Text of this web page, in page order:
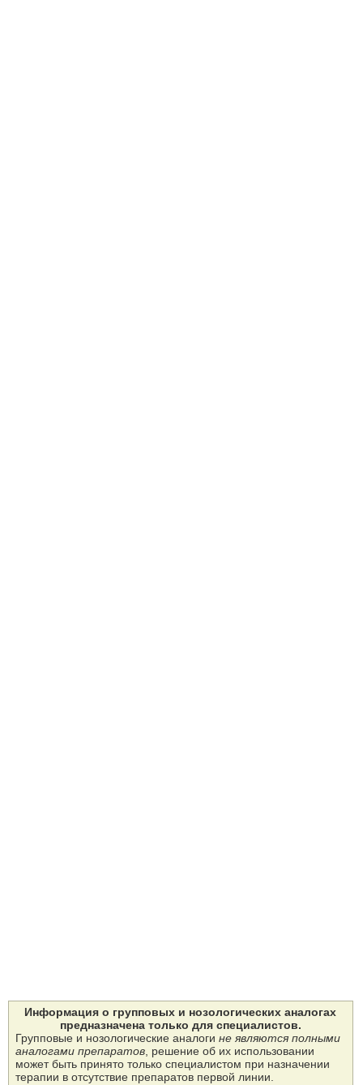
Информация о групповых и нозологических аналогах
предназначена только для специалистов.
Групповые и нозологические аналоги не являются полными
аналогами препаратов, решение об их использовании
может быть принято только специалистом при назначении
терапии в отсутствие препаратов первой линии.